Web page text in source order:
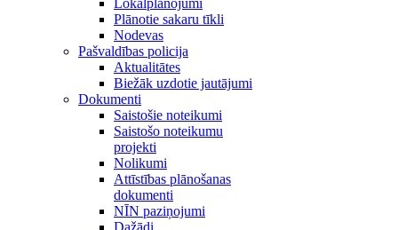
Lokālplānojumi
Plānotie sakaru tīkli
Nodevas
Pašvaldības policija
Aktualitātes
Biežāk uzdotie jautājumi
Dokumenti
Saistošie noteikumi
Saistošo noteikumu
projekti
Nolikumi
Attīstības plānošanas
dokumenti
NĪN paziņojumi